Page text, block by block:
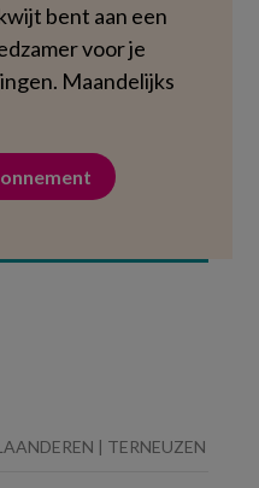
bent aan een
voor je
Maandelijks
| TERNEUZEN